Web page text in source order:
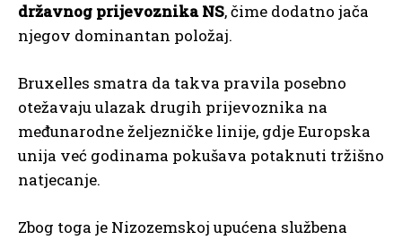
državnog prijevoznika NS, čime dodatno jača
njegov dominantan položaj.
Bruxelles smatra da takva pravila posebno
otežavaju ulazak drugih prijevoznika na
međunarodne željezničke linije, gdje Europska
unija već godinama pokušava potaknuti tržišno
natjecanje.
Zbog toga je Nizozemskoj upućena službena